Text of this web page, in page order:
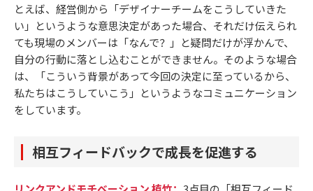
とえば、経営側から「デザイナーチームをこうしていきた
い」というような意思決定があった場合、それだけ伝えられ
ても現場のメンバーは「なんで？」と疑問だけが浮かんで、
自分の行動に落とし込むことができません。そのような場合
は、「こういう背景があって今回の決定に至っているから、
私たちはこうしていこう」というようなコミュニケーション
をしています。
相互フィードバックで成長を促進する